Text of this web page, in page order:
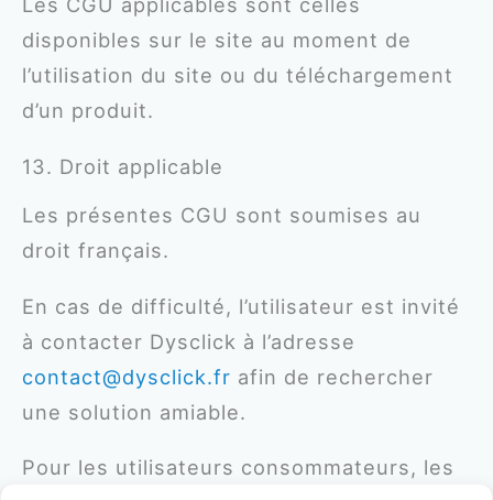
disponibles sur le site au moment de
l’utilisation du site ou du téléchargement
d’un produit.
13. Droit applicable
Les présentes CGU sont soumises au
droit français.
En cas de difficulté, l’utilisateur est invité
à contacter Dysclick à l’adresse
contact@dysclick.fr afin de rechercher
une solution amiable.
Pour les utilisateurs consommateurs, les